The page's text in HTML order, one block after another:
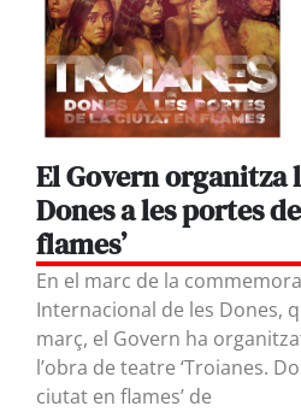
El Govern organitza
Dones a les portes
flames’
En el marc de la
Internacional de les Dones,
març, el Govern ha
l’obra de teatre ‘Troianes.
ciutat en flames’ de